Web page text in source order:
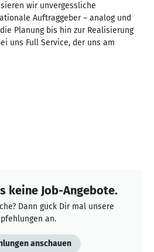
wir unvergessliche
Auftraggeber – analog und
Planung bis hin zur Realisierung
uns Full Service, der uns am
keine Job-Angebote.
Dann guck Dir mal unsere
an.
anschauen